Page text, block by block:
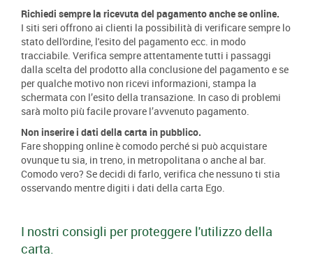
Richiedi sempre la ricevuta del pagamento anche se online.
I siti seri offrono ai clienti la possibilità di verificare sempre lo
stato dell'ordine, l'esito del pagamento ecc. in modo
tracciabile. Verifica sempre attentamente tutti i passaggi
dalla scelta del prodotto alla conclusione del pagamento e se
per qualche motivo non ricevi informazioni, stampa la
schermata con l’esito della transazione. In caso di problemi
sarà molto più facile provare l’avvenuto pagamento.
Non inserire i dati della carta in pubblico.
Fare shopping online è comodo perché si può acquistare
ovunque tu sia, in treno, in metropolitana o anche al bar.
Comodo vero? Se decidi di farlo, verifica che nessuno ti stia
osservando mentre digiti i dati della carta Ego.
I nostri consigli per proteggere l'utilizzo della
carta.